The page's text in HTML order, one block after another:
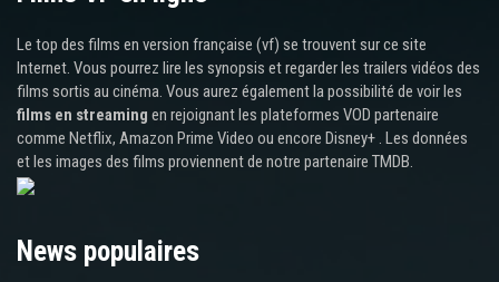
Le top des films en version française (vf) se trouvent sur ce site
Internet. Vous pourrez lire les synopsis et regarder les trailers vidéos des
films sortis au cinéma. Vous aurez également la possibilité de voir les
films en streaming en rejoignant les plateformes VOD partenaire
comme Netflix, Amazon Prime Video ou encore Disney+ . Les données
et les images des films proviennent de notre partenaire TMDB.
News populaires